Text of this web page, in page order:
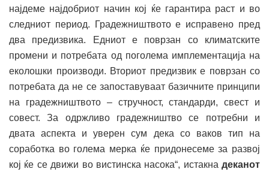
најдеме најдобриот начин кој ќе гарантира раст и во
следниот период. Градежништвото е исправено пред
два предизвика. Едниот е поврзан со климатските
промени и потребата од поголема имплементација на
еколошки производи. Вториот предизвик е поврзан со
потребата да не се запоставуваат базичните принципи
на градежништвото – стручност, стандарди, свест и
совест. За одржливо градежништво се потребни и
двата аспекта и уверен сум дека со ваков тип на
соработка во голема мерка ќе придонесеме за развој
кој ќе се движи во вистинска насока“, истакна деканот